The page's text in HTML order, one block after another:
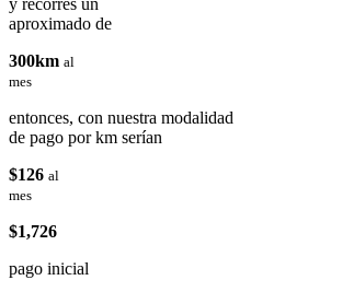
aproximado de
300km al
mes
entonces, con nuestra modalidad
de pago por km serían
$126 al
mes
$1,726
pago inicial